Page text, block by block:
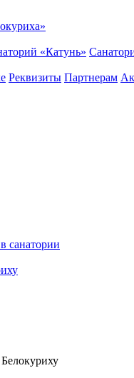
«Катунь»
Реквизиты Партнерам
санатории